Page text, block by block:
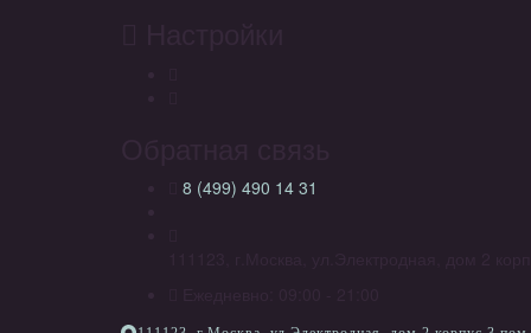
8 (499) 490 14 31